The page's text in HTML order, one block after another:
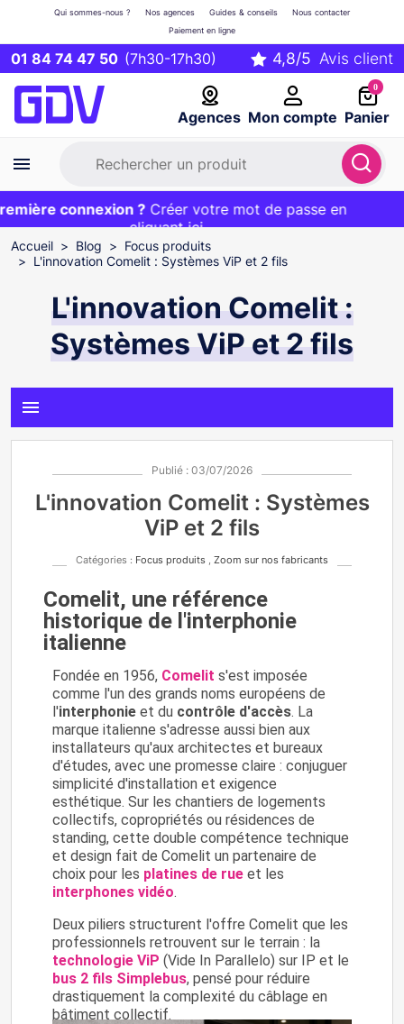
01 84 74 47 50 (7h30-17h30)
Agences Mon compte
Qui sommes-nous ? Nos agences Guides & conseils
Nous contacter
Paiement en ligne
0
Panier
Première commande ?20€ OFFERT sur votre panier
et livraison 24/48h gratuite avec le codeBIENVENUE
connexion ?Créer votre mot de passe en
cliquant ici
EXCLU WEB :
Accueil Blog
Focus produits
L'innovation Comelit : Systèmes ViP et 2 fils
L'innovation Comelit :
Systèmes ViP et 2 fils
menu
Publié : 03/07/2026
L'innovation Comelit : Systèmes
ViP et 2 fils
Catégories : Focus produits Zoom sur nos fabricants
Comelit, une référence
historique de l'interphonie
italienne
Fondée en 1956, Comelit s'est imposée
comme l'un des grands noms européens de
l'interphonie et du contrôle d'accès. La
marque italienne s'adresse aussi bien aux
installateurs qu'aux architectes et bureaux
d'études, avec une promesse claire : conjuguer
simplicité d'installation et exigence
esthétique. Sur les chantiers de logements
collectifs, copropriétés ou résidences de
standing, cette double compétence technique
et design fait de Comelit un partenaire de
choix pour les platines de rue et les
interphones vidéo.
Deux piliers structurent l'offre Comelit que les
professionnels retrouvent sur le terrain : la
technologie ViP (Vide In Parallelo) sur IP et le
bus 2 fils Simplebus, pensé pour réduire
drastiquement la complexité du câblage en
bâtiment collectif.